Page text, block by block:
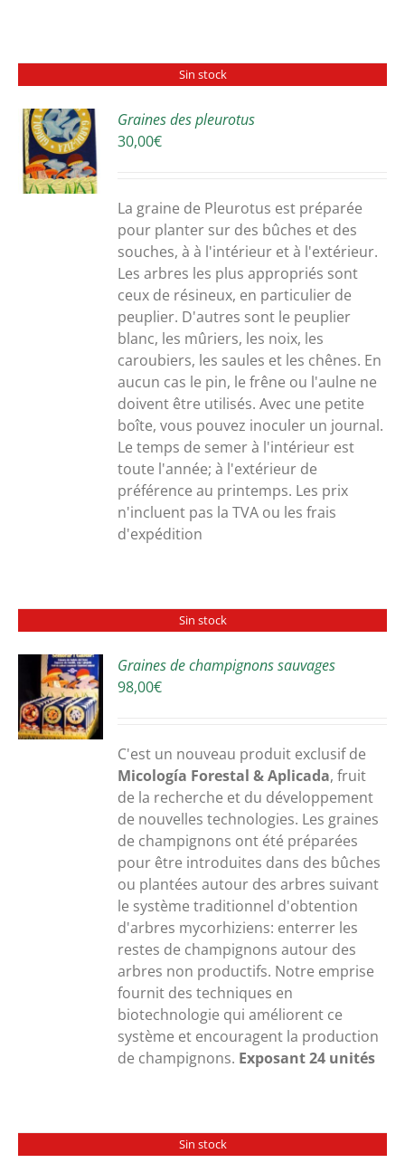
Sin stock
Graines des pleurotus
30,00€
La graine de Pleurotus est préparée
pour planter sur des bûches et des
souches, à à l'intérieur et à l'extérieur.
Les arbres les plus appropriés sont
ceux de résineux, en particulier de
peuplier. D'autres sont le peuplier
blanc, les mûriers, les noix, les
caroubiers, les saules et les chênes. En
aucun cas le pin, le frêne ou l'aulne ne
doivent être utilisés. Avec une petite
boîte, vous pouvez inoculer un journal.
Le temps de semer à l'intérieur est
toute l'année; à l'extérieur de
préférence au printemps. Les prix
n'incluent pas la TVA ou les frais
d'expédition
Sin stock
Graines de champignons sauvages
98,00€
C'est un nouveau produit exclusif de
Micología Forestal & Aplicada, fruit
de la recherche et du développement
de nouvelles technologies. Les graines
de champignons ont été préparées
pour être introduites dans des bûches
ou plantées autour des arbres suivant
le système traditionnel d'obtention
d'arbres mycorhiziens: enterrer les
restes de champignons autour des
arbres non productifs. Notre emprise
fournit des techniques en
biotechnologie qui améliorent ce
système et encouragent la production
de champignons. Exposant 24 unités
Sin stock